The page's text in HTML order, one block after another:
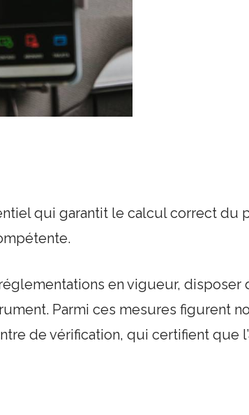
qui garantit le calcul correct du
en vigueur, disposer
Parmi ces mesures figurent
de vérification, qui certifient que